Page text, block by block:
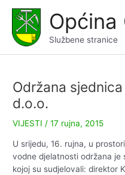
content
Općina
Službene stranice
Održana
d.o.o.
VIJESTI /17 rujna, 2015
U srijedu, 16. rujna, u
vodne djelatnosti održana je
kojoj su sudjelovali: direktor